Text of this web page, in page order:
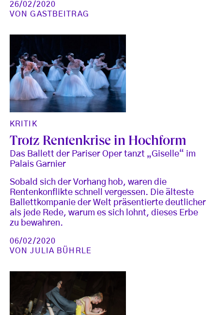
26/02/2020
VONGASTBEITRAG
KRITIK
Trotz Rentenkrise in Hochform
Das Ballett der Pariser Oper tanzt „Giselle“ im
Palais Garnier
Sobald sich der Vorhang hob, waren die
Rentenkonflikte schnell vergessen. Die älteste
Ballettkompanie der Welt präsentierte deutlicher
als jede Rede, warum es sich lohnt, dieses Erbe
zu bewahren.
06/02/2020
VONJULIA BÜHRLE